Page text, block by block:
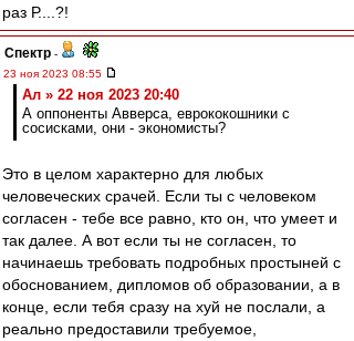
раз Р....?!
Спектр -
23 ноя 2023 08:55
Ал » 22 ноя 2023 20:40
А оппоненты Авверса, еврококошники с
сосисками, они - экономисты?
Это в целом характерно для любых
человеческих срачей. Если ты с человеком
согласен - тебе все равно, кто он, что умеет и
так далее. А вот если ты не согласен, то
начинаешь требовать подробных простыней с
обоснованием, дипломов об образовании, а в
конце, если тебя сразу на хуй не послали, а
реально предоставили требуемое,